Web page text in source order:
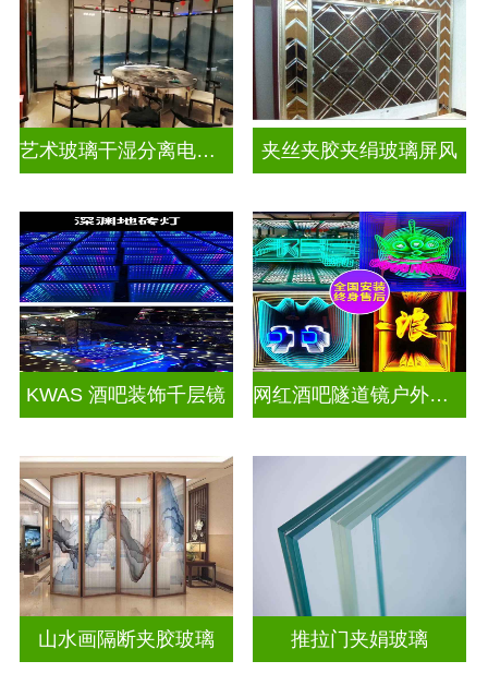
艺术玻璃干湿分离电视玻璃背景墙 夹丝夹胶夹绢玻璃屏风
KWAS 酒吧装饰千层镜 网红酒吧隧道镜户外门头招牌千层镜深渊镜
山水画隔断夹胶玻璃 推拉门夹娟玻璃